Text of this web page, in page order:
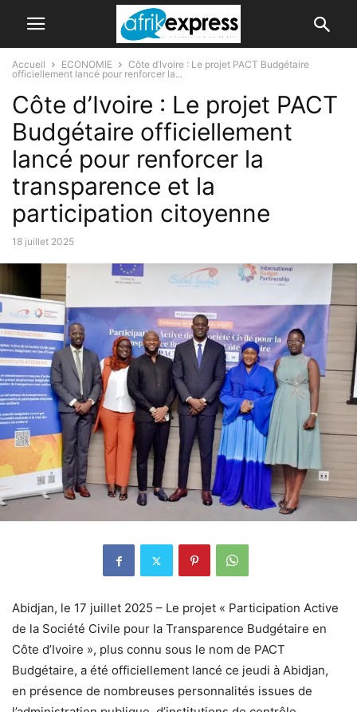
Accueil ECONOMIE
Côte d’Ivoire : Le projet PACT Budgétaire
officiellement lancé pour renforcer la...
Côte d’Ivoire : Le projet PACT
Budgétaire officiellement
lancé pour renforcer la
transparence et la
participation citoyenne
18 juillet 2025
Abidjan, le 17 juillet 2025 – Le projet « Participation Active
de la Société Civile pour la Transparence Budgétaire en
Côte d’Ivoire », plus connu sous le nom de PACT
Budgétaire, a été officiellement lancé ce jeudi à Abidjan,
en présence de nombreuses personnalités issues de